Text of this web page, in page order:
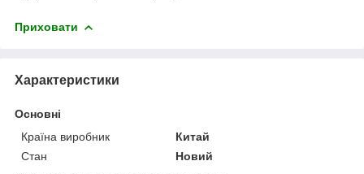
Приховати
Характеристики
Основні
Країна виробник
Китай
Стан
Новий